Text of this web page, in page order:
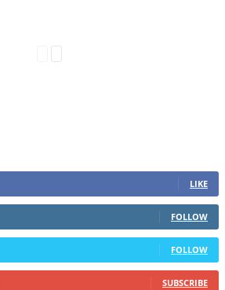
LIKE
FOLLOW
FOLLOW
SUBSCRIBE